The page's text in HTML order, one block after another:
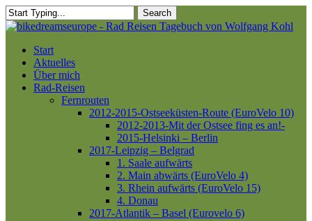
Skip
to
content
Search
Close
Menu
Start
Aktuelles
Über mich
Rad-Reisen
Fernrouten
2012-2015-Ostseeküsten-Route (EuroVelo 10)
2012-2013-Mit der Ostsee fing es an!-
2015-Helsinki – Berlin
2017-Leipzig – Belgrad
1. Saale aufwärts
2. Main abwärts (EuroVelo 4)
3. Rhein aufwärts (EuroVelo 15)
4. Donau
2017-Atlantik – Basel (Eurovelo 6)